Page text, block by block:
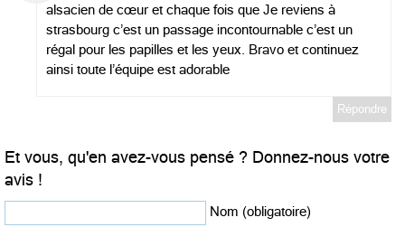
alsacien de cœur et chaque fois que Je reviens à
strasbourg c’est un passage incontournable c’est un
régal pour les papilles et les yeux. Bravo et continuez
ainsi toute l’équipe est adorable
Répondre
Et vous, qu'en avez-vous pensé ? Donnez-nous votre
avis !
Nom (obligatoire)